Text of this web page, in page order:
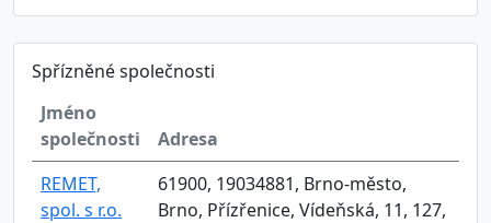
Spřízněné společnosti
Jméno
společnosti
Adresa
REMET,
spol. s r.o.
61900, 19034881, Brno-město,
Brno, Přízřenice, Vídeňská, 11, 127,